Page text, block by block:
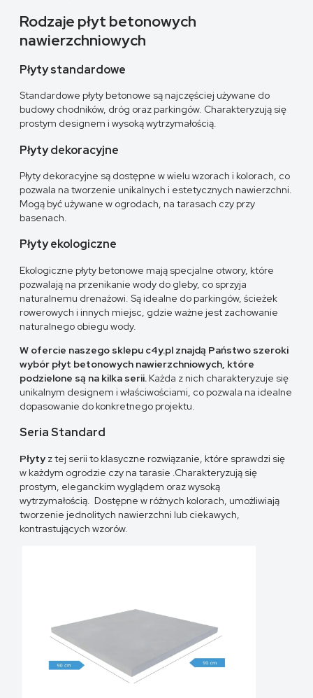
Rodzaje płyt betonowych
nawierzchniowych
Płyty standardowe
Standardowe płyty betonowe są najczęściej używane do
budowy chodników, dróg oraz parkingów. Charakteryzują się
prostym designem i wysoką wytrzymałością.
Płyty dekoracyjne
Płyty dekoracyjne są dostępne w wielu wzorach i kolorach, co
pozwala na tworzenie unikalnych i estetycznych nawierzchni.
Mogą być używane w ogrodach, na tarasach czy przy
basenach.
Płyty ekologiczne
Ekologiczne płyty betonowe mają specjalne otwory, które
pozwalają na przenikanie wody do gleby, co sprzyja
naturalnemu drenażowi. Są idealne do parkingów, ścieżek
rowerowych i innych miejsc, gdzie ważne jest zachowanie
naturalnego obiegu wody.
W ofercie naszego sklepu c4y.pl znajdą Państwo szeroki
wybór płyt betonowych nawierzchniowych, które
podzielone są na kilka serii. Każda z nich charakteryzuje się
unikalnym designem i właściwościami, co pozwala na idealne
dopasowanie do konkretnego projektu.
Seria Standard
Płyty z tej serii to klasyczne rozwiązanie, które sprawdzi się
w każdym ogrodzie czy na tarasie .Charakteryzują się
prostym, eleganckim wyglądem oraz wysoką
wytrzymałością. Dostępne w różnych kolorach, umożliwiają
tworzenie jednolitych nawierzchni lub ciekawych,
kontrastujących wzorów.